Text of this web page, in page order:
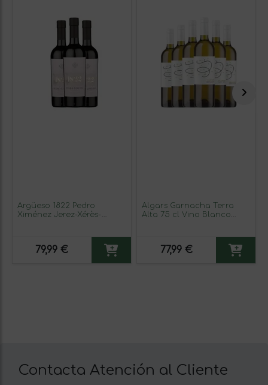
Argüeso 1822 Pedro
Ximénez Jerez-Xérès-
79,99 €
Algars Garnacha Terra
Alta 75 cl Vino Blanco
77,99 €
Contacta Atención al Cliente